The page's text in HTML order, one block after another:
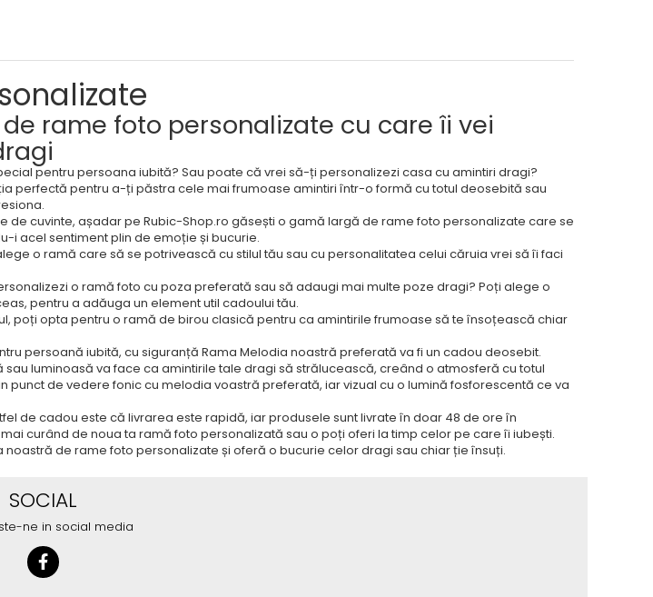
rame foto personalizate cu care îi vei
pentru persoana iubită? Sau poate că vrei să-ți personalizezi casa cu amintiri dragi?
perfectă pentru a-ți păstra cele mai frumoase amintiri într-o formă cu totul deosebită sau
de cuvinte, așadar pe Rubic-Shop.ro găsești o gamă largă de rame foto personalizate care se
i acel sentiment plin de emoție și bucurie.
o ramă care să se potrivească cu stilul tău sau cu personalitatea celui căruia vrei să îi faci
o ramă foto cu poza preferată sau să adaugi mai multe poze dragi? Poți alege o
pentru a adăuga un element util cadoului tău.
poți opta pentru o ramă de birou clasică pentru ca amintirile frumoase să te însoțească chiar
persoană iubită, cu siguranță Rama Melodia noastră preferată va fi un cadou deosebit.
luminoasă va face ca amintirile tale dragi să strălucească, creând o atmosferă cu totul
punct de vedere fonic cu melodia voastră preferată, iar vizual cu o lumină fosforescentă ce va
de cadou este că livrarea este rapidă, iar produsele sunt livrate în doar 48 de ore în
curând de noua ta ramă foto personalizată sau o poți oferi la timp celor pe care îi iubești.
de rame foto personalizate și oferă o bucurie celor dragi sau chiar ție însuți.
SOCIAL
ne in social media